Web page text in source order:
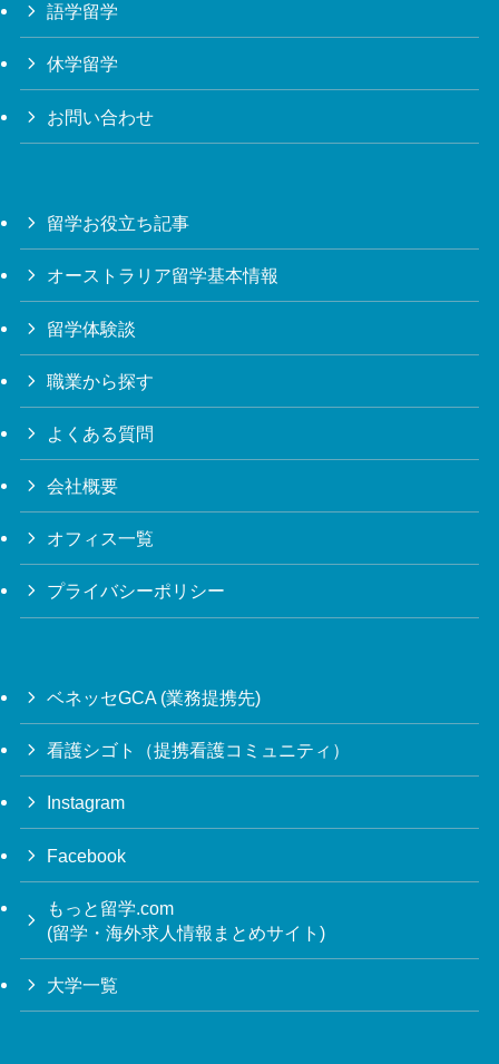
語学留学
休学留学
お問い合わせ
留学お役立ち記事
オーストラリア留学基本情報
留学体験談
職業から探す
よくある質問
会社概要
オフィス一覧
プライバシーポリシー
ベネッセGCA (業務提携先)
看護シゴト（提携看護コミュニティ）
Instagram
Facebook
もっと留学.com
(留学・海外求人情報まとめサイト)
大学一覧